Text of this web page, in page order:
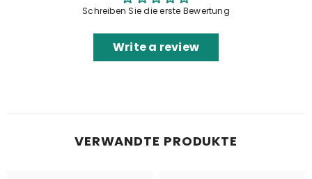
Schreiben Sie die erste Bewertung
Write a review
VERWANDTE PRODUKTE